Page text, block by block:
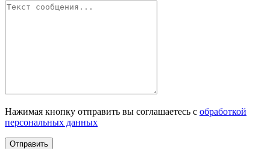
Нажимая кнопку отправить вы соглашаетесь с обработкой
персональных данных
Отправить